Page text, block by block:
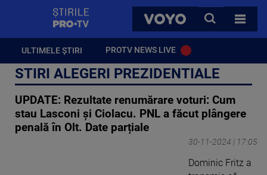
VOYO
CAUTA
TOATE
ULTIMELE ȘTIRI PROTV NEWS LIVE
STIRI ALEGERI PREZIDENTIALE
UPDATE: Rezultate renumărare voturi: Cum
stau Lasconi și Ciolacu. PNL a făcut plângere
penală în Olt. Date parțiale
30-11-2024 | 17:05
Dominic Fritz a